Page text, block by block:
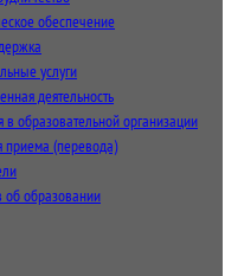
обеспечение
услуги
деятельность
в образовательной организации
приема (перевода)
образовании